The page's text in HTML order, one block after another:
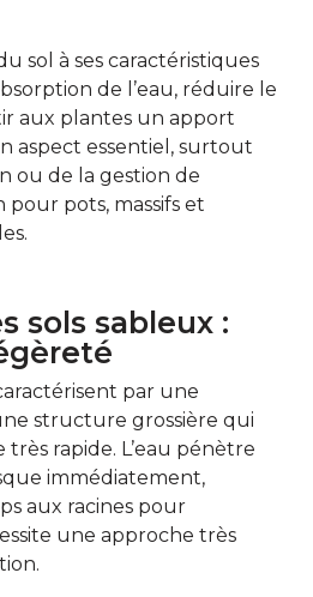
sol à ses caractéristiques
de l’eau, réduire le
aux plantes un apport
aspect essentiel, surtout
ou de la gestion de
pour pots, massifs et
sols sableux :
par une
structure grossière qui
rapide. L’eau pénètre
immédiatement,
aux racines pour
une approche très